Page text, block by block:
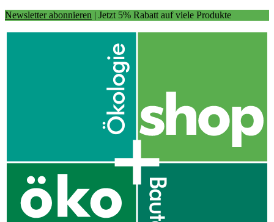
Newsletter abonnieren | Jetzt 5% Rabatt auf viele Produkte